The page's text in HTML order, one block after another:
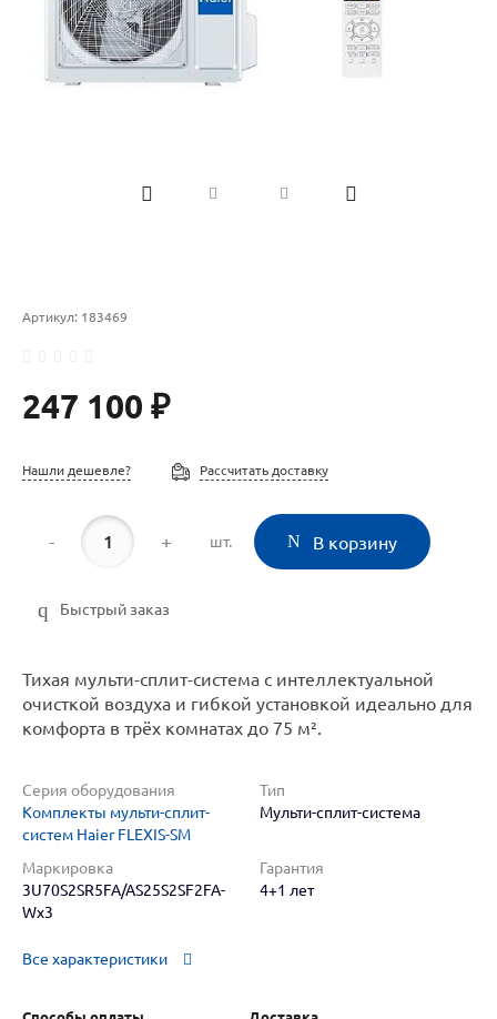
Артикул: 183469
247 100 ₽
Нашли дешевле? Рассчитать доставку
- + шт. В корзину
Быстрый заказ
Тихая мульти-сплит-система с интеллектуальной
очисткой воздуха и гибкой установкой идеально для
комфорта в трёх комнатах до 75 м².
Серия оборудования
Комплекты мульти-сплит-
систем Haier FLEXIS-SM
Тип
Мульти-сплит-система
Маркировка
3U70S2SR5FA/AS25S2SF2FA-
Wx3
Гарантия
4+1 лет
Все характеристики